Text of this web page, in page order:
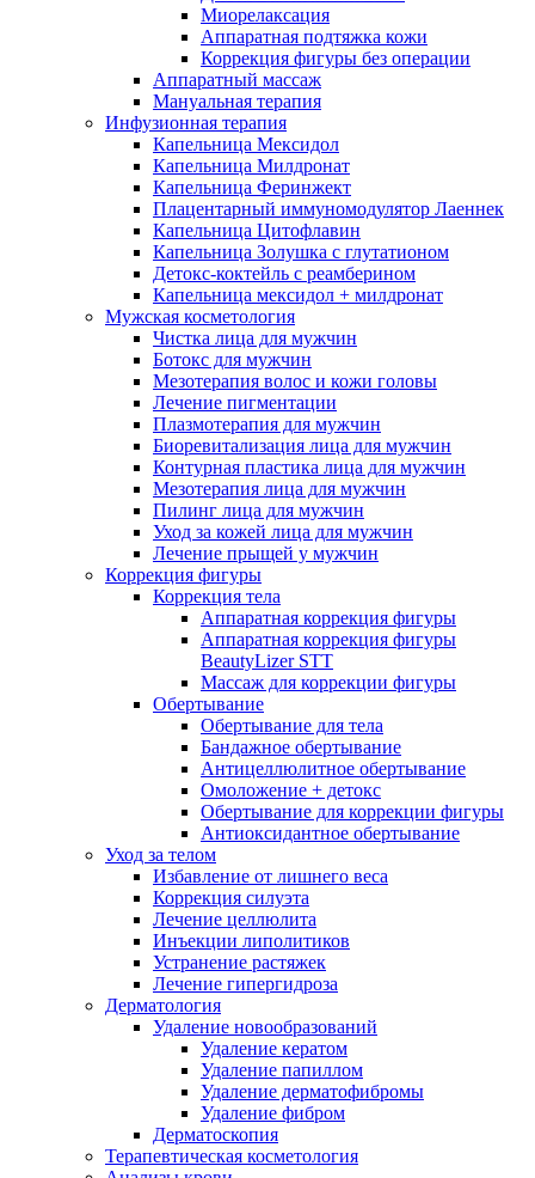
Миорелаксация
Аппаратная подтяжка кожи
Коррекция фигуры без операции
Аппаратный массаж
Мануальная терапия
Инфузионная терапия
Капельница Мексидол
Капельница Милдронат
Капельница Феринжект
Плацентарный иммуномодулятор Лаеннек
Капельница Цитофлавин
Капельница Золушка с глутатионом
Детокс-коктейль с реамберином
Капельница мексидол + милдронат
Мужская косметология
Чистка лица для мужчин
Ботокс для мужчин
Мезотерапия волос и кожи головы
Лечение пигментации
Плазмотерапия для мужчин
Биоревитализация лица для мужчин
Контурная пластика лица для мужчин
Мезотерапия лица для мужчин
Пилинг лица для мужчин
Уход за кожей лица для мужчин
Лечение прыщей у мужчин
Коррекция фигуры
Коррекция тела
Аппаратная коррекция фигуры
Аппаратная коррекция фигуры
BeautyLizer STT
Массаж для коррекции фигуры
Обертывание
Обертывание для тела
Бандажное обертывание
Антицеллюлитное обертывание
Омоложение + детокс
Обертывание для коррекции фигуры
Антиоксидантное обертывание
Уход за телом
Избавление от лишнего веса
Коррекция силуэта
Лечение целлюлита
Инъекции липолитиков
Устранение растяжек
Лечение гипергидроза
Дерматология
Удаление новообразований
Удаление кератом
Удаление папиллом
Удаление дерматофибромы
Удаление фибром
Дерматоскопия
Терапевтическая косметология